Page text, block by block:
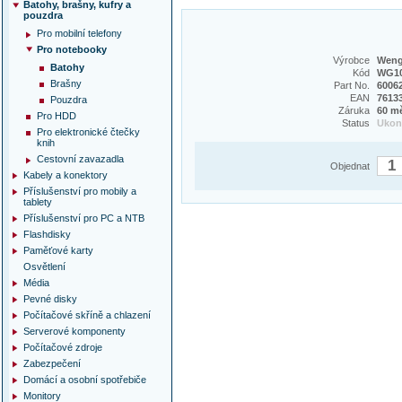
Výrobce
Kód
Part No.
EAN
Záruka
60
Status
Objednat
Batohy, brašny, kufry a
pouzdra
Pro mobilní telefony
Pro notebooky
Batohy
Brašny
Pouzdra
Pro HDD
Pro elektronické čtečky
knih
Cestovní zavazadla
Kabely a konektory
Příslušenství pro mobily a
tablety
Příslušenství pro PC a NTB
Flashdisky
Paměťové karty
Osvětlení
Média
Pevné disky
Počítačové skříně a chlazení
Serverové komponenty
Počítačové zdroje
Zabezpečení
Domácí a osobní spotřebiče
Monitory